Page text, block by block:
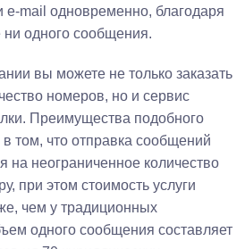
mail одновременно, благодаря
одного сообщения.
вы можете не только заказать
номеров, но и сервис
Преимущества подобного
том, что отправка сообщений
на неограниченное количество
при этом стоимость услуги
чем у традиционных
одного сообщения составляет